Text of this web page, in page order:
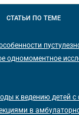
СТАТЬИ ПО ТЕМЕ
одномоментное
к ведению детей
в